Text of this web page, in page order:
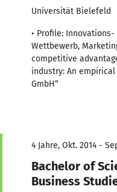
Universität Bielefeld
• Profile:
Wettbewerb,
competitive
industry: An
GmbH“
4 Jahre, Okt. 2014 -
Bachelor of
Business